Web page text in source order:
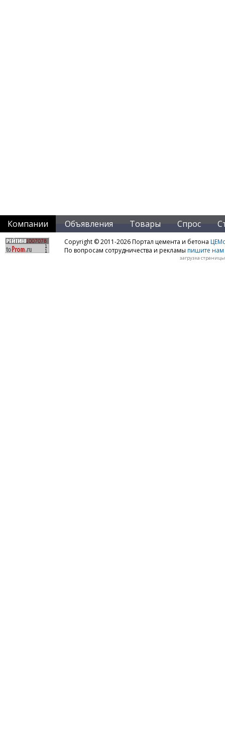
Компании Объявления Товары Спрос
Copyright © 2011-2026 Портал цемента и бетона
По вопросам сотрудничества и рекламы пишите нам
загрузка